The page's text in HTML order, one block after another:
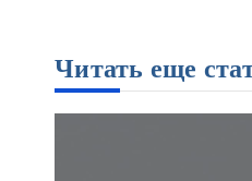
Читать еще